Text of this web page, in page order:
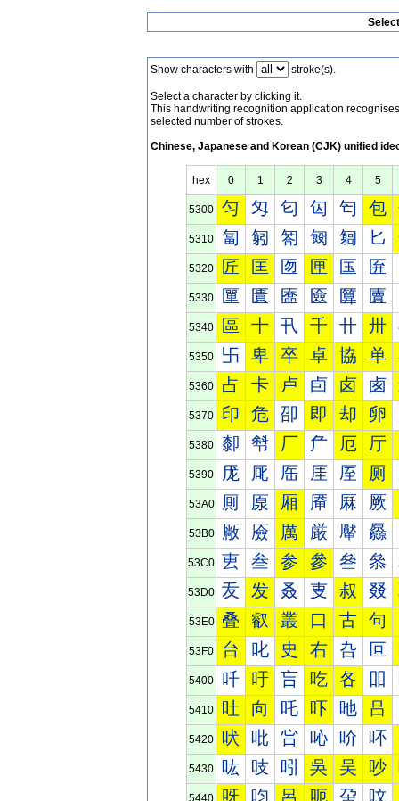
Show characters with stroke(s).
Select a character by clicking it.
This handwriting recognition application
selected number of strokes.
Chinese, Japanese and Korean (CJK) unified
hex 0 1 2 3 4 5
5300 匀 匁 匂 匃 匄 包
5310 匐 匑 匒 匓 匔 匕
5320 匠 匡 匢 匣 匤 匥
5330 匰 匱 匲 匳 匴 匵
5340 區 十 卂 千 卄 卅
5350 卐 卑 卒 卓 協 单
5360 占 卡 卢 卣 卤 卥
5370 印 危 卲 即 却 卵
5380 厀 厁 厂 厃 厄 厅
5390 厐 厑 厒 厓 厔 厕
53A0 厠 厡 厢 厣 厤 厥
53B0 厰 厱 厲 厳 厴 厵
53C0 叀 叁 参 參 叄 叅
53D0 叐 发 叒 叓 叔 叕
53E0 叠 叡 叢 口 古 句
53F0 台 叱 史 右 叴 叵
5400 吀 吁 吂 吃 各 吅
5410 吐 向 吒 吓 吔 吕
5420 吠 吡 吢 吣 吤 吥
5430 吰 吱 吲 吳 吴 吵
5440 呀 呁 呂 呃 呄 呅